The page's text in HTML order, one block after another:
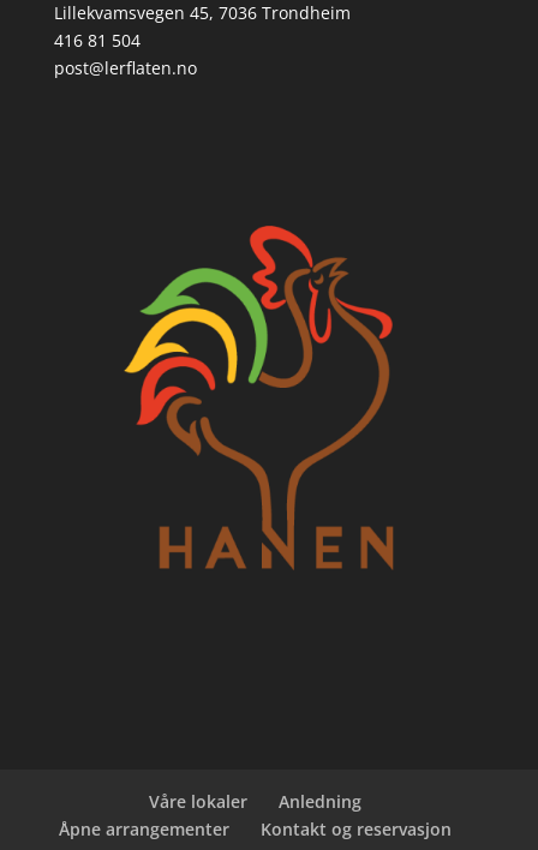
Lillekvamsvegen 45, 7036 Trondheim
416 81 504
post@lerflaten.no
Våre lokaler
Anledning
Åpne arrangementer
Kontakt og reservasjon